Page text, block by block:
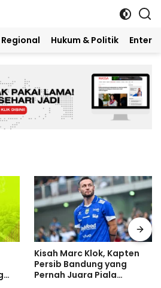
Regional Hukum & Politik
Kisah Marc Klok, Kapten
Persib Bandung yang
Pernah Juara Piala